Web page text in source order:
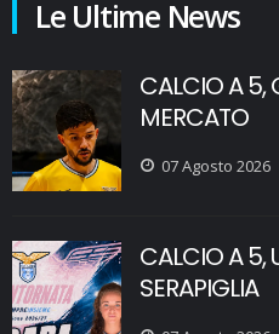
Le Ultime News
CALCIO A 5,
MERCATO
07 Agosto 2026
CALCIO A 5,
SERAPIGLIA